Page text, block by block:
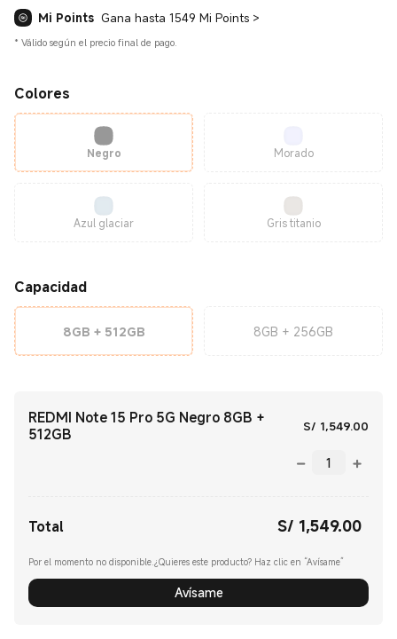
Mi Points Gana hasta 1549 Mi Points >
* Válido según el precio final de pago.
Colores
Negro Morado
Azul glaciar Gris titanio
Capacidad
8GB + 512GB 8GB + 256GB
REDMI Note 15 Pro 5G Negro 8GB +
512GB
S/ 1,549.00
Total S/ 1,549.00
Por el momento no disponible.¿Quieres este producto? Haz clic en “Avísame”
Avísame